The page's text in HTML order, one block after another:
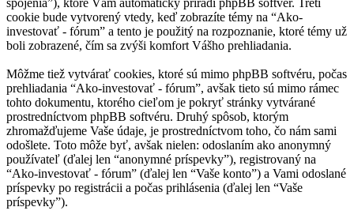
cookie bude vytvorený vtedy, keď zobrazíte témy na “Ako-
investovať - fórum” a tento je použitý na rozpoznanie, ktoré témy už
boli zobrazené, čím sa zvýši komfort Vášho prehliadania.
Môžme tiež vytvárať cookies, ktoré sú mimo phpBB softvéru, počas
prehliadania “Ako-investovať - fórum”, avšak tieto sú mimo rámec
tohto dokumentu, ktorého cieľom je pokryť stránky vytvárané
prostredníctvom phpBB softvéru. Druhý spôsob, ktorým
zhromažďujeme Vaše údaje, je prostredníctvom toho, čo nám sami
odošlete. Toto môže byť, avšak nielen: odoslaním ako anonymný
používateľ (ďalej len “anonymné príspevky”), registrovaný na
“Ako-investovať - fórum” (ďalej len “Vaše konto”) a Vami odoslané
príspevky po registrácii a počas prihlásenia (ďalej len “Vaše
príspevky”).